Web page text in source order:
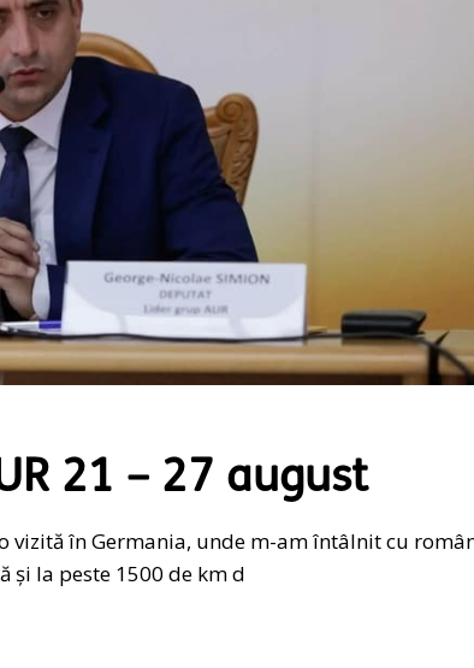
21 – 27 august
vizită în Germania, unde m-am întâlnit cu
și la peste 1500 de km d